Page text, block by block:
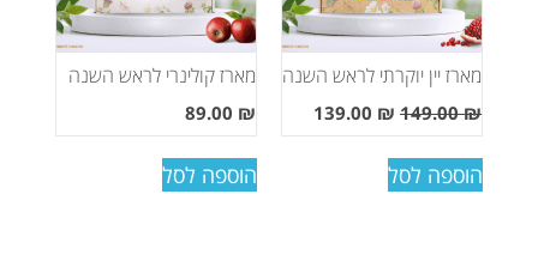
מארז יין יוקרתי לראש השנה
149.00₪
139.00 ₪
הוספה לסל
מארז קולינרי לראש השנה
89.00 ₪
הוספה לסל